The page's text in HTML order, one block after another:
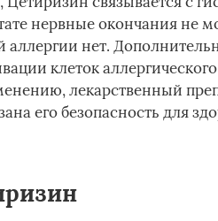
нервные окончания не
аллергии нет.
клеток
лекарственный
его безопасность для